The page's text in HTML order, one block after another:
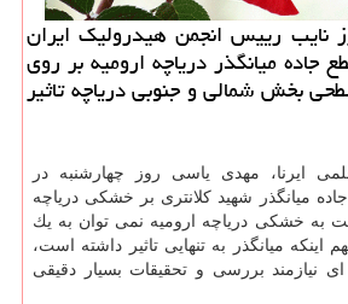
رییس انجمن هیدرولیك ایران
جاده میانگذر دریاچه ارومیه بر روی
بخش شمالی و جنوبی دریاچه تاثیر
ایرنا، مهدی یاسی روز چهارشنبه در
میانگذر شهید كلانتری بر خشكی دریاچه
به خشكی دریاچه ارومیه نمی توان به یك
اینكه میانگذر به تنهایی تاثیر داشته است،
نیازمند بررسی و تحقیقات بسیار دقیقی